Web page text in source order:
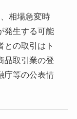
相場急変時
発生する可能
との取引はト
品取引業の登
庁等の公表情